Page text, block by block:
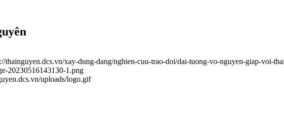
thainguyen.dcs.vn/xay-dung-dang/nghien-cuu-trao-doi/dai-tuong-vo-nguyen-giap-voi-
20230516143130-1.png
uploads/logo.gif